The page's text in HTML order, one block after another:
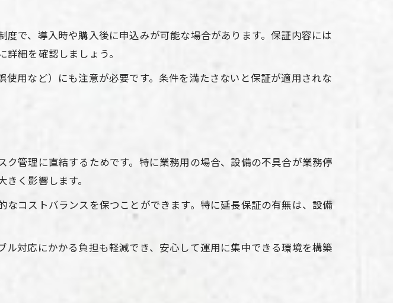
較する際の視点
る保証活用術
た修理費用の節約術
範囲を賢く確認
心の修理対応を実現
で、導入時や購入後に申込みが可能な場合があります。保証内容には
細を確認しましょう。
用など）にも注意が必要です。条件を満たさないと保証が適用されな
管理に直結するためです。特に業務用の場合、設備の不具合が業務停
く影響します。
コストバランスを保つことができます。特に延長保証の有無は、設備
対応にかかる負担も軽減でき、安心して運用に集中できる環境を構築